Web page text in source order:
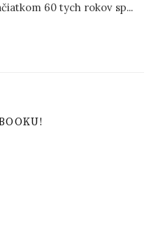
60 tych rokov sp...